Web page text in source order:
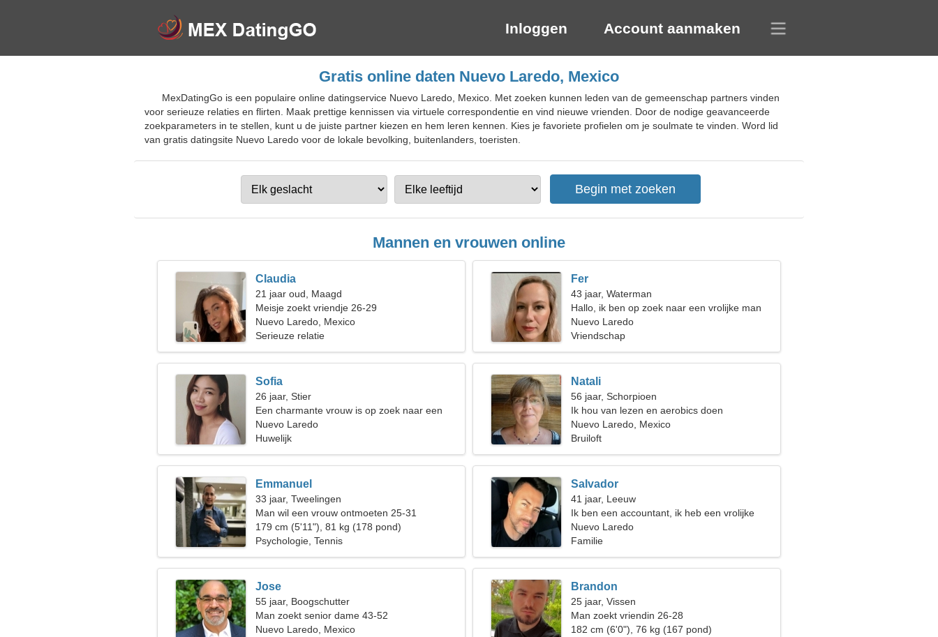
Inloggen Account aanmaken
Gratis online daten Nuevo Laredo, Mexico
MexDatingGo is een populaire online datingservice Nuevo Laredo, Mexico. Met zoeken kunnen leden van de gemeenschap partners vinden
voor serieuze relaties en flirten. Maak prettige kennissen via virtuele correspondentie en vind nieuwe vrienden. Door de nodige geavanceerde
zoekparameters in te stellen, kunt u de juiste partner kiezen en hem leren kennen. Kies je favoriete profielen om je soulmate te vinden. Word lid
van gratis datingsite Nuevo Laredo voor de lokale bevolking, buitenlanders, toeristen.
Mannen en vrouwen online
Claudia
21 jaar oud, Maagd
Meisje zoekt vriendje 26-29
Nuevo Laredo, Mexico
Serieuze relatie
Fer
43 jaar, Waterman
Hallo, ik ben op zoek naar een vrolijke man
Nuevo Laredo
Vriendschap
Sofia
26 jaar, Stier
Een charmante vrouw is op zoek naar een
liefdesrelatie
Nuevo Laredo
Huwelijk
Natali
56 jaar, Schorpioen
Ik hou van lezen en aerobics doen
Nuevo Laredo, Mexico
Bruiloft
Emmanuel
33 jaar, Tweelingen
Man wil een vrouw ontmoeten 25-31
179 cm (5'11"), 81 kg (178 pond)
Psychologie, Tennis
Salvador
41 jaar, Leeuw
Ik ben een accountant, ik heb een vrolijke
vrouw nodig
Nuevo Laredo
Familie
Jose
55 jaar, Boogschutter
Man zoekt senior dame 43-52
Nuevo Laredo, Mexico
Brandon
25 jaar, Vissen
Man zoekt vriendin 26-28
182 cm (6'0"), 76 kg (167 pond)